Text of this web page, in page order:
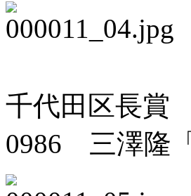
千代田区長賞
0986 三澤隆